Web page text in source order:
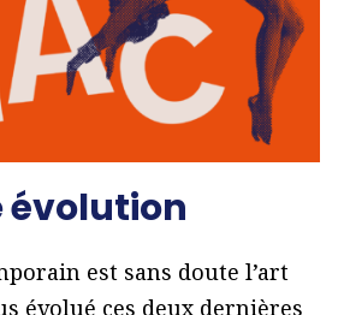
évolution
est sans doute l’art
évolué ces deux dernières